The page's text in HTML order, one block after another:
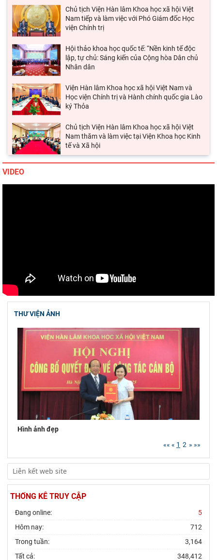
viện Chính trị
Hội thảo khoa học quốc tế: “Nền kinh tế độc
Nhân dân
Viện Hàn lâm Khoa học xã hội Việt Nam và
Chủ tịch Viện Hàn lâm Khoa học xã hội Việt
tế và Xã hội
Lễ ký kết Thỏa thuận hợp tác giữa Viện Hàn
Bằng
công tác kiểm
Hội thảo khoa học quốc gia “Danh nhân văn
Viện Hàn lâm Khoa học xã hội Việt Nam tham
dự Hội nghị nghiên cứu, học tập, quán triệt và
triển
Chủ tịch Viện Hàn lâm Khoa học xã hội Việt
Nam tiếp và làm việc với Phó Giám đốc Học
viện Chính trị
VIDEO
THƯ VIỆN ẢNH
Hình ảnh đẹp
«« « 1 2 » »»
THỐNG KÊ TRUY CẬP
Đang online:
5
Hôm nay:
712
Trong tuần:
3,164
Tất cả:
348,412